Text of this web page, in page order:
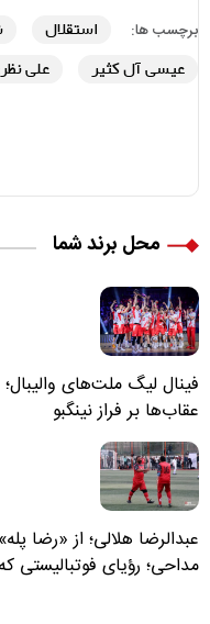
برچسب ها: استقلال
عیسی آل کثیر
علی
محل برند شما
فینال لیگ ملت‌های والیبال؛
عقاب‌ها بر فراز نینگبو
عبدالرضا هلالی؛ از «رضا
مداحی؛ رؤیای فوتبالیستی که